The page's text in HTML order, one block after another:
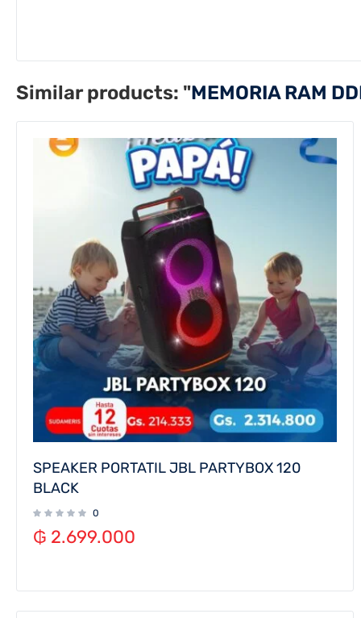
Similar products: "MEMORIA RAM
SPEAKER PORTATIL JBL PARTYBOX 120
BLACK
0
₲ 2.699.000